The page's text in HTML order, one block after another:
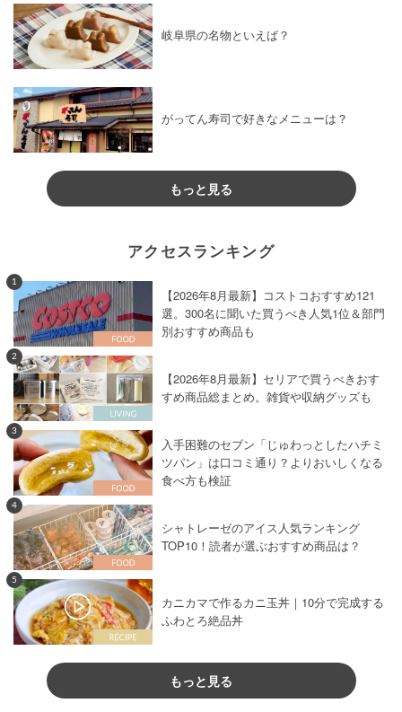
岐阜県の名物といえば？
がってん寿司で好きなメニューは？
もっと見る
アクセスランキング
1
【2026年8月最新】コストコおすすめ121
選。300名に聞いた買うべき人気1位＆部門
別おすすめ商品も
2
【2026年8月最新】セリアで買うべきおす
すめ商品総まとめ。雑貨や収納グッズも
3
入手困難のセブン「じゅわっとしたハチミ
ツパン」は口コミ通り？よりおいしくなる
食べ方も検証
4
シャトレーゼのアイス人気ランキング
TOP10！読者が選ぶおすすめ商品は？
5
カニカマで作るカニ玉丼｜10分で完成する
ふわとろ絶品丼
もっと見る